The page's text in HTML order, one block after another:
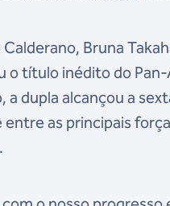
Bruna
o título inédito do Pan-
a dupla alcançou a
as principais